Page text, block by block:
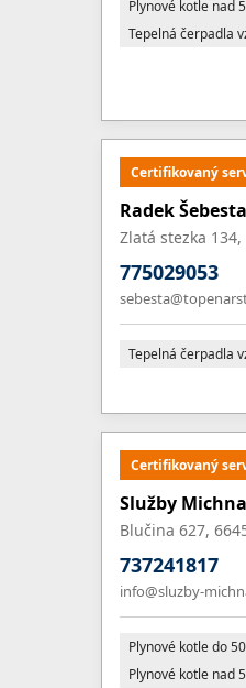
Plynové kotle nad
Tepelná čerpadla
Certifikovaný
Radek Šebesta
Zlatá stezka
775029053
Tepelná čerpadla
Certifikovaný
Služby
Blučina 627,
737241817
info@sluzby-
Plynové kotle do
Plynové kotle nad